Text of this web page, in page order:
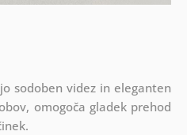
sodoben videz in eleganten
omogoča gladek prehod